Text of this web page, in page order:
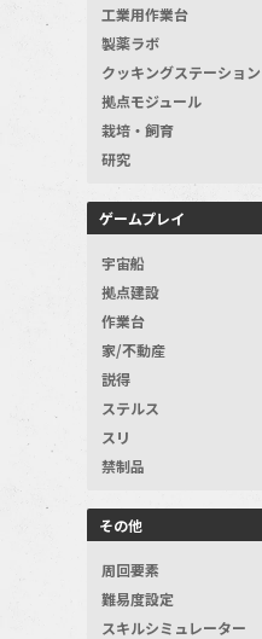
工業用作業台
製薬ラボ
クッキングステーション
拠点モジュール
栽培・飼育
研究
ゲームプレイ
宇宙船
拠点建設
作業台
家/不動産
説得
ステルス
スリ
禁制品
その他
周回要素
難易度設定
スキルシミュレーター